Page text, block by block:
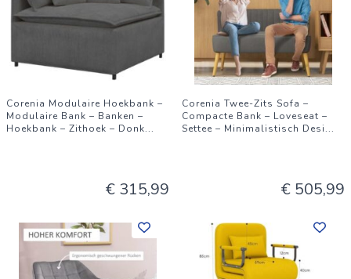
Corenia Modulaire Hoekbank –
Modulaire Bank – Banken –
Hoekbank – Zithoek – Donk...
€ 315,99
Corenia Twee-Zits Sofa –
Compacte Bank – Loveseat –
Settee – Minimalistisch Desi...
€ 505,99